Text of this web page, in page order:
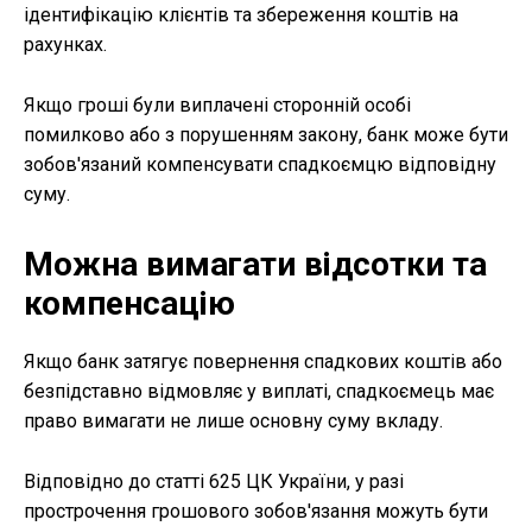
ідентифікацію клієнтів та збереження коштів на
рахунках.
Якщо гроші були виплачені сторонній особі
помилково або з порушенням закону, банк може бути
зобов'язаний компенсувати спадкоємцю відповідну
суму.
Можна вимагати відсотки та
компенсацію
Якщо банк затягує повернення спадкових коштів або
безпідставно відмовляє у виплаті, спадкоємець має
право вимагати не лише основну суму вкладу.
Відповідно до статті 625 ЦК України, у разі
прострочення грошового зобов'язання можуть бути